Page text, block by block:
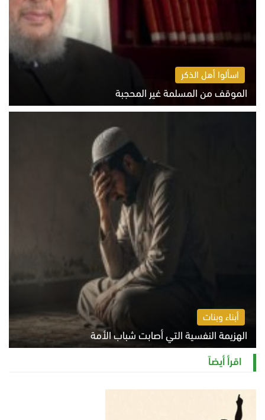
اسألوا أهل الذكر
الموقف من المسلمة غير المحجبة
الخميس 6 أغسطس 2026 10:45 ص
أبناء وبنات
الهزيمة النفسية التي أصابت شباب الأمة
الخميس 6 أغسطس 2026 11:12 ص
اقرأ أيضاً